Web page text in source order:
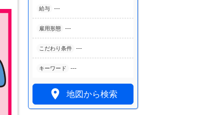
給与 ---
雇用形態 ---
こだわり条件 ---
キーワード ---
 地図から検索